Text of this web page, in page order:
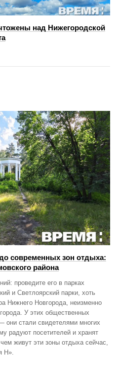
над Нижегородской
современных зон отдыха:
района
проведите его в парках
и Светлоярский парки, хоть
Нижнего Новгорода, неизменно
У этих общественных
они стали свидетелями многих
радуют посетителей и хранят
живут эти зоны отдыха сейчас,
Н».